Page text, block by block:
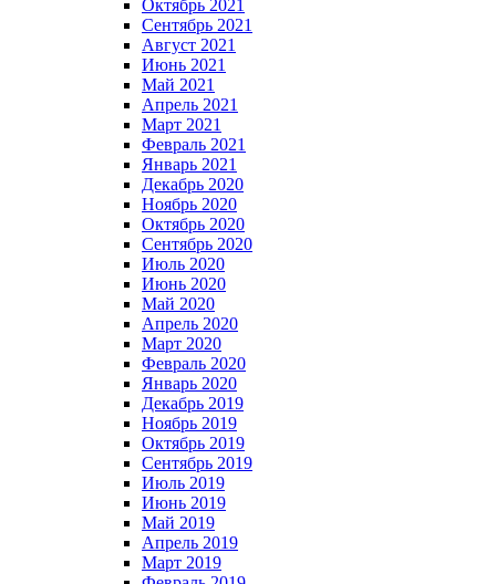
Октябрь 2021
Сентябрь 2021
Август 2021
Июнь 2021
Май 2021
Апрель 2021
Март 2021
Февраль 2021
Январь 2021
Декабрь 2020
Ноябрь 2020
Октябрь 2020
Сентябрь 2020
Июль 2020
Июнь 2020
Май 2020
Апрель 2020
Март 2020
Февраль 2020
Январь 2020
Декабрь 2019
Ноябрь 2019
Октябрь 2019
Сентябрь 2019
Июль 2019
Июнь 2019
Май 2019
Апрель 2019
Март 2019